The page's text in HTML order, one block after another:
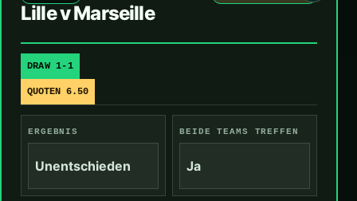
Lille v Marseille
DRAW 1-1
QUOTEN 6.50
ERGEBNIS
Unentschieden
BEIDE TEAMS TREFFEN
Ja